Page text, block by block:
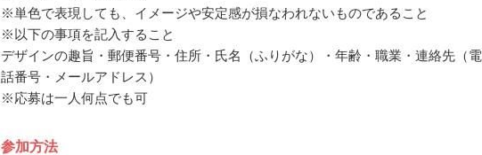
※単色で表現しても、イメージや安定感が損なわれないものであること
※以下の事項を記入すること
デザインの趣旨・郵便番号・住所・氏名（ふりがな）・年齢・職業・連絡先（電
話番号・メールアドレス）
※応募は一人何点でも可
参加方法